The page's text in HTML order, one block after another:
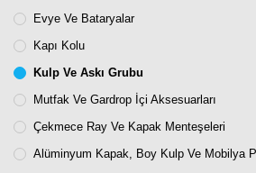
Evye Ve Bataryalar
Kapı Kolu
Kulp Ve Askı Grubu
Mutfak Ve Gardrop İçi Aksesuarları
Çekmece Ray Ve Kapak Menteşeleri
Alüminyum Kapak, Boy Kulp Ve Mobilya